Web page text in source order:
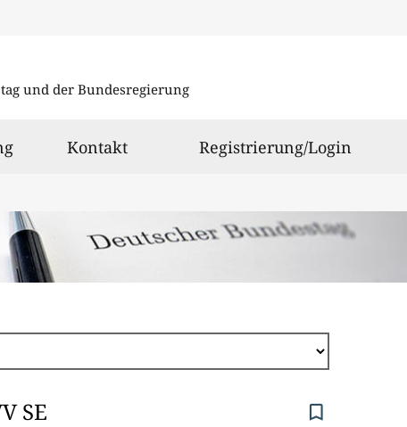
und der Bundesregierung
Kontakt Registrierung/Login
SE